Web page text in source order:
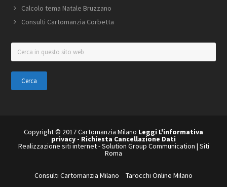
Calcolo tema Natale Bruzzano
Consulti Cartomanzia Corbetta
Cerca
in
questo
sito
web
Copyright © 2017 Cartomanzia Milano Leggi L'informativa
privacy - Richiesta Cancellazione Dati
Realizzazione siti internet-Solution Group Communication | Siti
Roma
Consulti Cartomanzia Milano Tarocchi Online Milano